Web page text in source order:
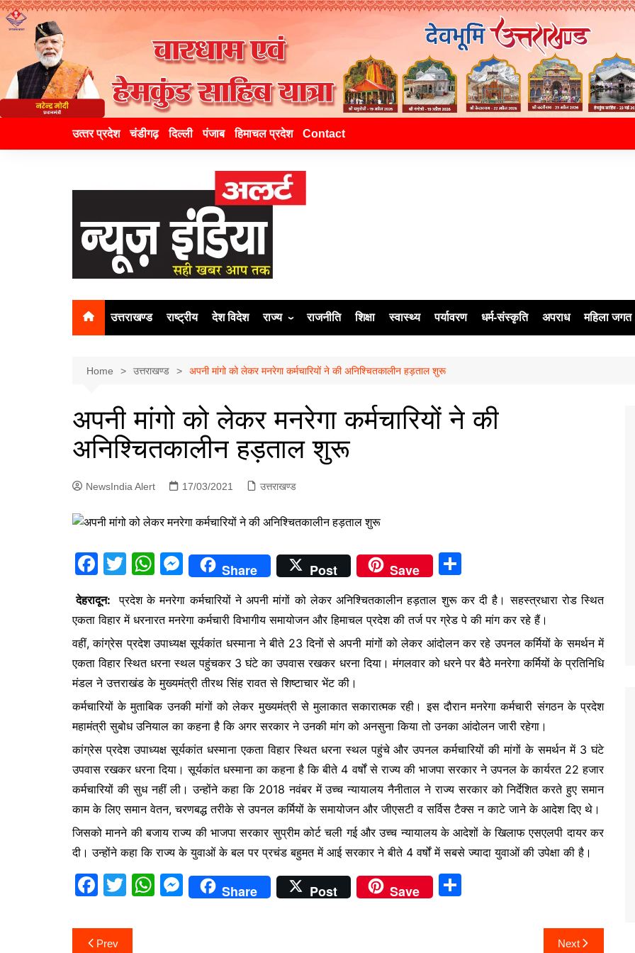
उत्‍तर प्रदेश चंडीगढ़ दिल्ली पंजाब हिमाचल प्रदेश Contact
उत्तराखण्ड राष्ट्रीय देश विदेश राज्य
दिल्ली
पंजाब
चंडीगढ़
राजनीति शिक्षा स्वास्थ्य पर्यावरण धर्म-संस्कृति अपराध महिला जगत
Home उत्तराखण्ड अपनी मांगो को लेकर मनरेगा कर्मचारियों ने की अनिश्चितकालीन हड़ताल शुरू
अपनी मांगो को लेकर मनरेगा कर्मचारियों ने की
अनिश्चितकालीन हड़ताल शुरू
NewsIndia Alert 17/03/2021 उत्तराखण्ड
F
c
e
b
o
o
k
T
w
itt
er
W
at
s
A
p
p
M
e
s
s
e
n
g
er
Share Post Save
ar
e
देहरादून: प्रदेश के मनरेगा कर्मचारियों ने अपनी मांगों को लेकर अनिश्चितकालीन हड़ताल शुरू कर दी है। सहस्त्रधारा रोड स्थित
एकता विहार में धरनारत मनरेगा कर्मचारी विभागीय समायोजन और हिमाचल प्रदेश की तर्ज पर ग्रेड पे की मांग कर रहे हैं।
वहीं, कांग्रेस प्रदेश उपाध्यक्ष सूर्यकांत धस्माना ने बीते 23 दिनों से अपनी मांगों को लेकर आंदोलन कर रहे उपनल कर्मियों के समर्थन में
एकता विहार स्थित धरना स्थल पहुंचकर 3 घंटे का उपवास रखकर धरना दिया। मंगलवार को धरने पर बैठे मनरेगा कर्मियों के प्रतिनिधि
मंडल ने उत्तराखंड के मुख्यमंत्री तीरथ सिंह रावत से शिष्टाचार भेंट की।
कर्मचारियों के मुताबिक उनकी मांगों को लेकर मुख्यमंत्री से मुलाकात सकारात्मक रही। इस दौरान मनरेगा कर्मचारी संगठन के प्रदेश
महामंत्री सुबोध उनियाल का कहना है कि अगर सरकार ने उनकी मांग को अनसुना किया तो उनका आंदोलन जारी रहेगा।
कांग्रेस प्रदेश उपाध्यक्ष सूर्यकांत धस्माना एकता विहार स्थित धरना स्थल पहुंचे और उपनल कर्मचारियों की मांगों के समर्थन में 3 घंटे
उपवास रखकर धरना दिया। सूर्यकांत धस्माना का कहना है कि बीते 4 वर्षों से राज्य की भाजपा सरकार ने उपनल के कार्यरत 22 हजार
कर्मचारियों की सुध नहीं ली। उन्होंने कहा कि 2018 नवंबर में उच्च न्यायालय नैनीताल ने राज्य सरकार को निर्देशित करते हुए समान
काम के लिए समान वेतन, चरणबद्ध तरीके से उपनल कर्मियों के समायोजन और जीएसटी व सर्विस टैक्स न काटे जाने के आदेश दिए थे।
जिसको मानने की बजाय राज्य की भाजपा सरकार सुप्रीम कोर्ट चली गई और उच्च न्यायालय के आदेशों के खिलाफ एसएलपी दायर कर
दी। उन्होंने कहा कि राज्य के युवाओं के बल पर प्रचंड बहुमत में आई सरकार ने बीते 4 वर्षों में सबसे ज्यादा युवाओं की उपेक्षा की है।
F
c
T
itt
W M
e
Share Post Save
Post
Prev Next